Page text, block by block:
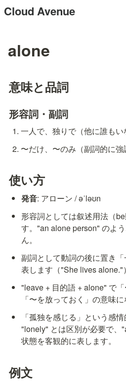
Cloud Avenue
alone
意味と品詞
形容詞・副詞
一人で、独りで（他に誰も
〜だけ、〜のみ（副詞的に
使い方
発音: アローン / əˈləʊn
形容詞としては叙述用法（
す。"an alone person" のよ
ん。
副詞として動詞の後に置き
表します（"She lives alone."
"leave + 目的語 + alone" で「
「〜を放っておく」の意味に
「孤独を感じる」という感
"lonely" とは区別が必要で、
状態を客観的に表します。
例文